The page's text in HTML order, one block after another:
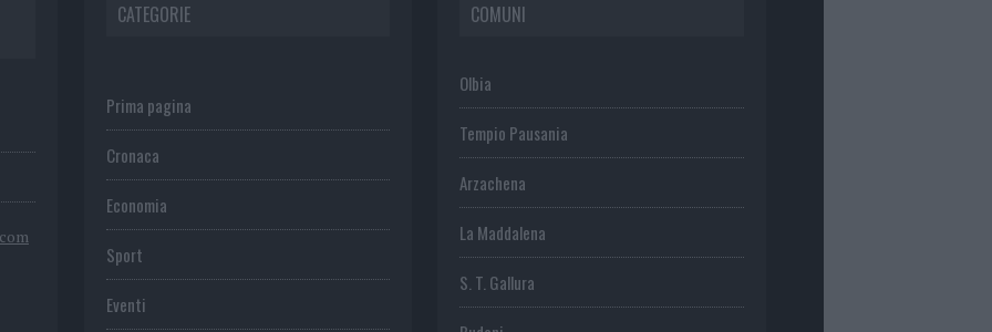
CATEGORIE
Prima pagina
Cronaca
Economia
Sport
Eventi
COMUNI
Olbia
Tempio Pausania
Arzachena
La Maddalena
S. T. Gallura